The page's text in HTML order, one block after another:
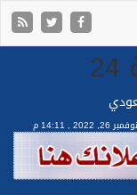
نوفمبر 26, 2022 , 14:11 م